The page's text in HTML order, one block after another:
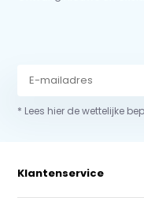
* Lees hier de wettelijke
Klantenservice